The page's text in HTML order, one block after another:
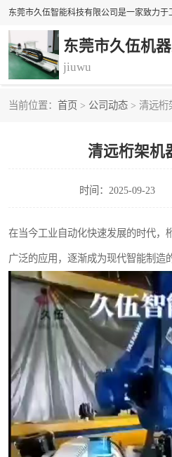
东莞市久伍机
jiuwu
当前位置： 首页 > 公司动态 > 清远桁
清远桁架机
时间：2025-09-23
在当今工业自动化快速发展的时代，
广泛的应用，逐渐成为现代智能制造